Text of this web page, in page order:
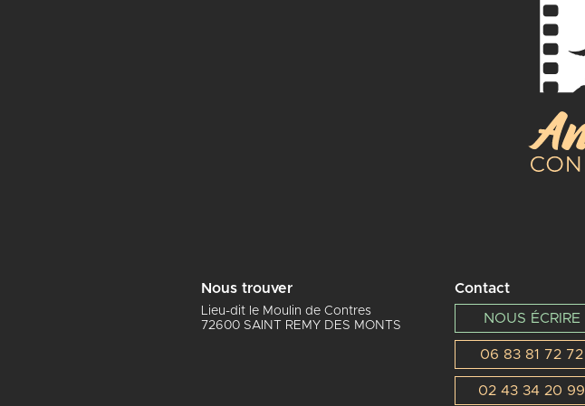
Nous trouver
Lieu-dit le Moulin de Contres
72600 SAINT REMY DES MONTS
Contact
NOUS ÉCRIRE
06 83 81 72 72
02 43 34 20 99